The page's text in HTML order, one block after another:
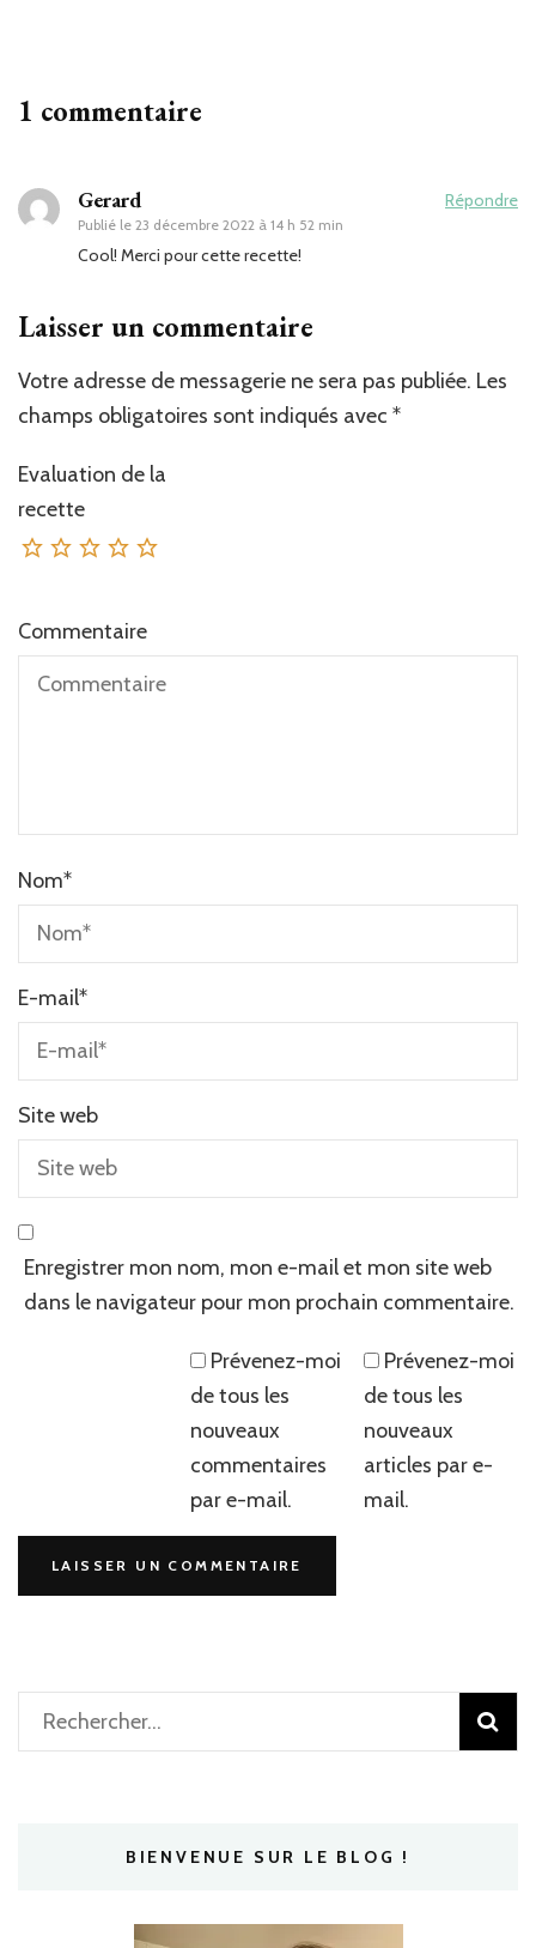
1 commentaire
Gerard
Publié le 23 décembre 2022 à 14 h 52 min
Répondre
Cool! Merci pour cette recette!
Laisser un commentaire
Votre adresse de messagerie ne sera pas publiée. Les
champs obligatoires sont indiqués avec *
Evaluation de la
recette
Commentaire
Nom*
E-mail*
Site web
Enregistrer mon nom, mon e-mail et mon site web
dans le navigateur pour mon prochain commentaire.
Prévenez-moi
de tous les
nouveaux
commentaires
par e-mail.
Prévenez-moi
de tous les
nouveaux
articles par e-
mail.
Rechercher :
BIENVENUE SUR LE BLOG !